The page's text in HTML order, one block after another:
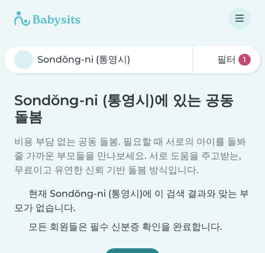
필터 1
Sondŏng-ni (통영시)에 있는 공동
돌봄
비용 부담 없는 공동 돌봄. 필요할 때 서로의 아이를 돌봐
줄 가까운 부모들을 만나보세요. 서로 도움을 주고받는,
무료이고 유연한 신뢰 기반 돌봄 방식입니다.
현재 Sondŏng-ni (통영시)에 이 검색 결과와 맞는 부
모가 없습니다.
모든 회원들은 필수 신분증 확인을 완료합니다.